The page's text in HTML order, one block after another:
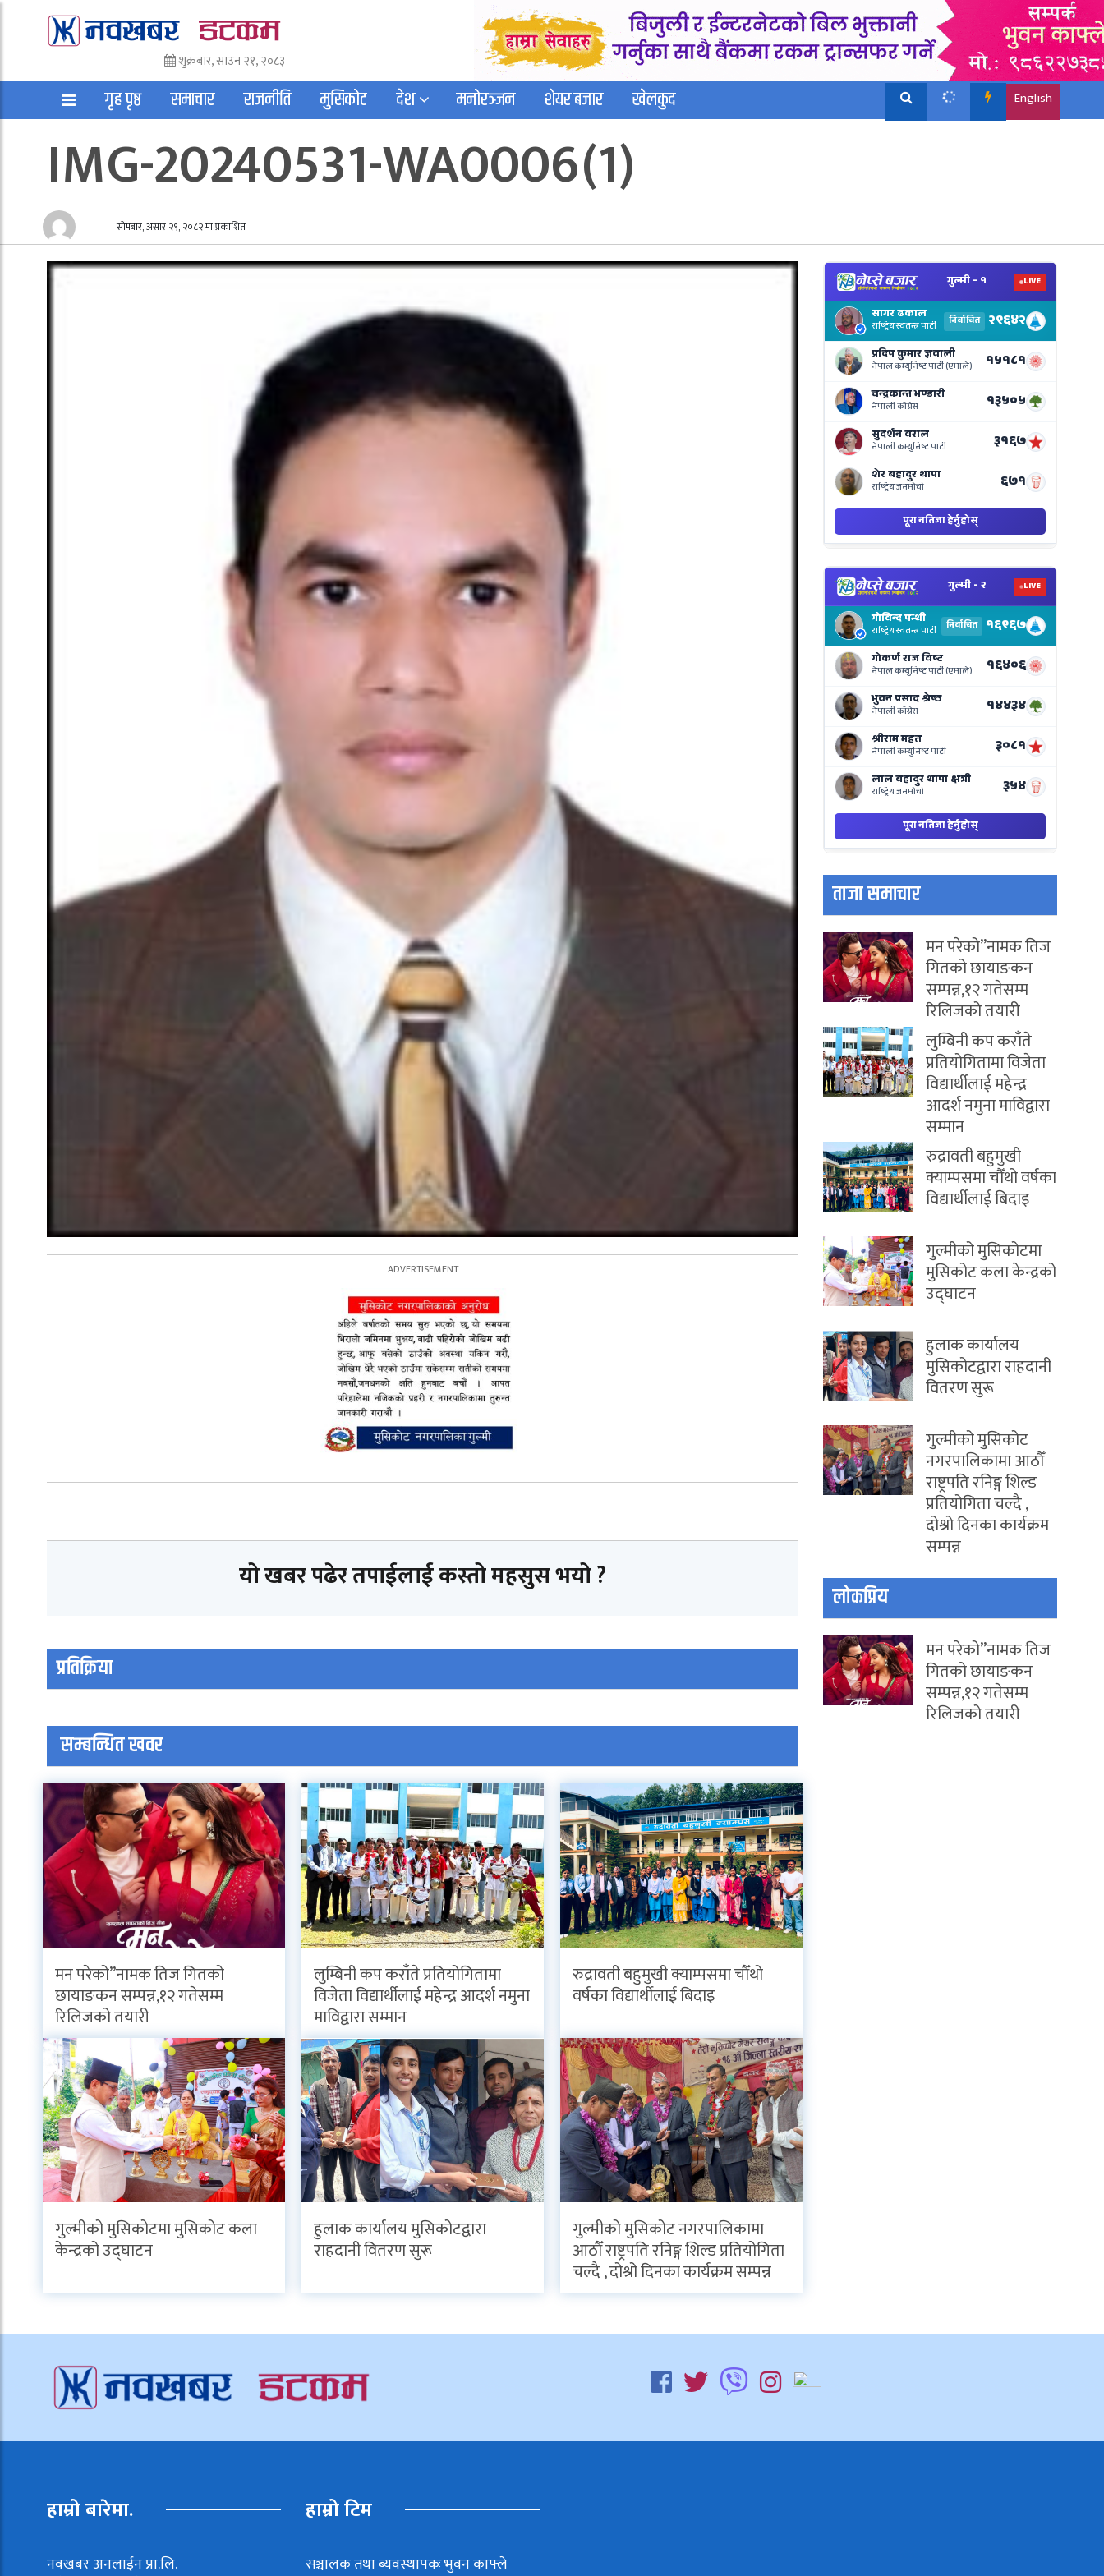
शुक्रबार, साउन २१, २०८३
गृह पृष्ठ समाचार राजनीति मुसिकोट देश मनोरञ्जन शेयर बजार
खेलकुद
English
IMG-20240531-WA0006(1)
सोमबार, असार २९, २०८२ मा प्रकाशित
यो खबर पढेर तपाईलाई कस्तो महसुस भयो ?
प्रतिक्रिया
सम्बन्धित खवर
मन परेको”नामक तिज गितको
छायाङकन सम्पन्न,१२ गतेसम्म
रिलिजको तयारी
लुम्बिनी कप कराँते प्रतियोगितामा
विजेता विद्यार्थीलाई महेन्द्र आदर्श नमुना
माविद्वारा सम्मान
रुद्रावती बहुमुखी क्याम्पसमा चौँथो
वर्षका विद्यार्थीलाई बिदाइ
गुल्मीको मुसिकोटमा मुसिकोट कला
केन्द्रको उद्घाटन
हुलाक कार्यालय मुसिकोटद्वारा
राहदानी वितरण सुरू
गुल्मीको मुसिकोट नगरपालिकामा
आठौँ राष्ट्रपति रनिङ्ग शिल्ड प्रतियोगिता
चल्दै , दोश्रो दिनका कार्यक्रम सम्पन्न
ताजा समाचार
मन परेको”नामक तिज
गितको छायाङकन
सम्पन्न,१२ गतेसम्म
रिलिजको तयारी
लुम्बिनी कप कराँते
प्रतियोगितामा विजेता
विद्यार्थीलाई महेन्द्र
आदर्श नमुना माविद्वारा
सम्मान
रुद्रावती बहुमुखी
क्याम्पसमा चौँथो वर्षका
विद्यार्थीलाई बिदाइ
गुल्मीको मुसिकोटमा
मुसिकोट कला केन्द्रको
उद्घाटन
हुलाक कार्यालय
मुसिकोटद्वारा राहदानी
वितरण सुरू
गुल्मीको मुसिकोट
नगरपालिकामा आठौँ
राष्ट्रपति रनिङ्ग शिल्ड
प्रतियोगिता चल्दै ,
दोश्रो दिनका कार्यक्रम
सम्पन्न
लोकप्रिय
मन परेको”नामक तिज
गितको छायाङकन
सम्पन्न,१२ गतेसम्म
रिलिजको तयारी
हाम्रो बारेमा.
नवखबर अनलाईन प्रा.लि.
हाम्रो टिम
सञ्चालक तथा ब्यवस्थापकः भुवन काफ्ले